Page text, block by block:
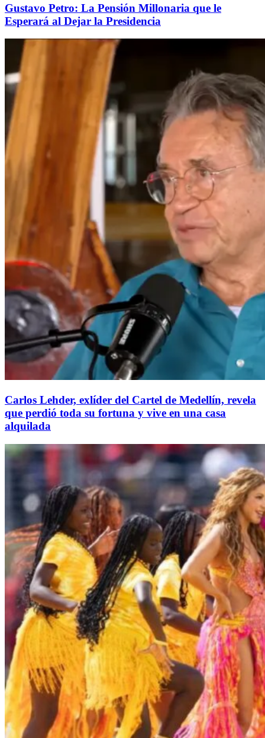
Gustavo Petro: La Pensión Millonaria que le
Esperará al Dejar la Presidencia
Carlos Lehder, exlíder del Cartel de Medellín, revela
que perdió toda su fortuna y vive en una casa
alquilada